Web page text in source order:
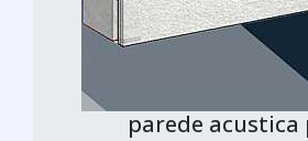
parede acustica